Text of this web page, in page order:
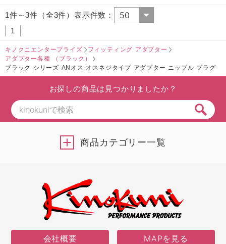
1件～3件（全3件）表示件数：
1
キノクニエンタープライズ
フィッティング アダプター
アダプター各種 （ブラック）
ブラック シリーズ ANオス オスネジタイプ アダプター ニップル プラグ
お探しの商品は見つかりましたか？
商品カテゴリー一覧
会社概要 MAPを見る